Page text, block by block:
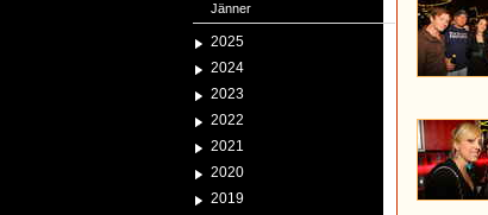
Jänner
2025
2024
2023
2022
2021
2020
2019